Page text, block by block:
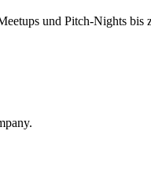
und Pitch-Nights bis